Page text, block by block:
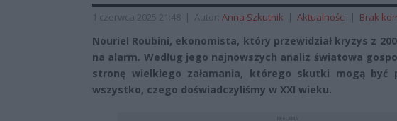
1 czerwca 2025 21:48 | Autor: Anna Szkutnik | Aktualności | Brak
Nouriel Roubini, ekonomista, który przewidział kryzys z
na alarm. Według jego najnowszych analiz światowa
stronę wielkiego załamania, którego skutki mogą być
wszystko, czego doświadczyliśmy w XXI wieku.